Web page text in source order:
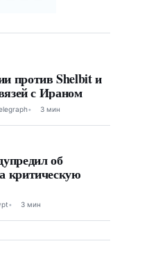
против Shelbit и
с Ираном
3 мин
об
критическую
3 мин